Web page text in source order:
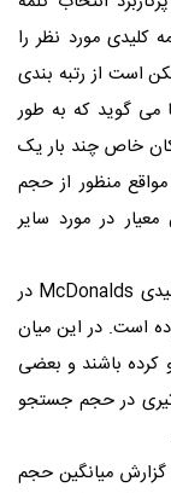
کلیدی مورد نظر را
است از رتبه بندی
می گوید که به طور
خاص چند بار یک
منظور از حجم
در مورد سایر
McDonalds در
از ایالت های آمریکا ۱۵۶۰۰ بار بوده است. در این میان
باشند و بعضی
در حجم جستجو
گزارش میانگین حجم